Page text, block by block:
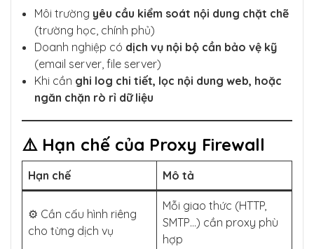
Môi trường yêu cầu kiểm soát nội dung chặt chẽ
(trường học, chính phủ)
Doanh nghiệp có dịch vụ nội bộ cần bảo vệ kỹ
(email server, file server)
Khi cần ghi log chi tiết, lọc nội dung web, hoặc
ngăn chặn rò rỉ dữ liệu
⚠️ Hạn chế của Proxy Firewall
Hạn chế Mô tả
⚙️ Cần cấu hình riêng
cho từng dịch vụ
Mỗi giao thức (HTTP,
SMTP…) cần proxy phù
hợp